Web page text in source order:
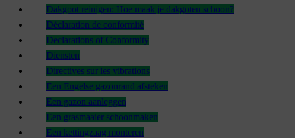
Dakgoot reinigen: Hoe maak je dakgoten schoon?
Déclaration de conformité
Declarations of Conformity
Diensten
Directives sur les vibrations
Een Engelse gazonrand afsteken
Een gazon aanleggen
Een grasmaaier schoonmaken
Een kettingzaag monteren